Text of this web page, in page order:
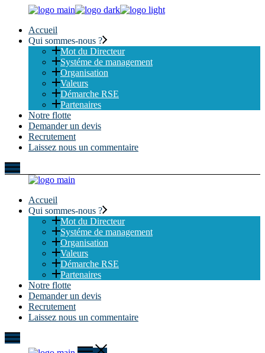
content
Accueil
Qui sommes-nous ?
Mot du Directeur
Systéme de management
Organisation
Valeurs
Démarche RSE
Partenaires
Notre flotte
Demander un devis
Recrutement
Laissez nous un commentaire
Accueil
Qui sommes-nous ?
Mot du Directeur
Systéme de management
Organisation
Valeurs
Démarche RSE
Partenaires
Notre flotte
Demander un devis
Recrutement
Laissez nous un commentaire